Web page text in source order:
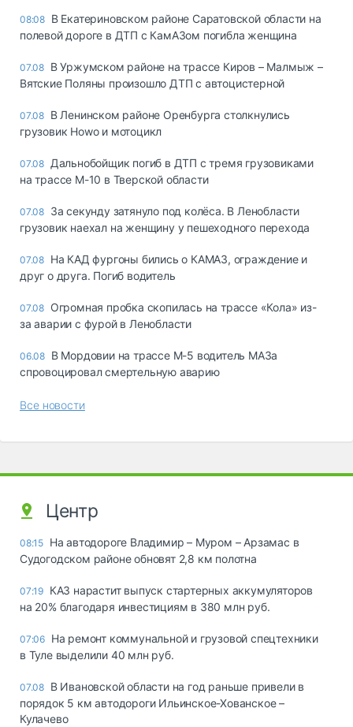
08:08 В Екатериновском районе Саратовской области на
полевой дороге в ДТП с КамАЗом погибла женщина
07.08 В Уржумском районе на трассе Киров – Малмыж –
Вятские Поляны произошло ДТП с автоцистерной
07.08 В Ленинском районе Оренбурга столкнулись
грузовик Howo и мотоцикл
07.08 Дальнобойщик погиб в ДТП с тремя грузовиками
на трассе М-10 в Тверской области
07.08 За секунду затянуло под колёса. В Ленобласти
грузовик наехал на женщину у пешеходного перехода
07.08 На КАД фургоны бились о КАМАЗ, ограждение и
друг о друга. Погиб водитель
07.08 Огромная пробка скопилась на трассе «Кола» из-
за аварии с фурой в Ленобласти
06.08 В Мордовии на трассе М-5 водитель МАЗа
спровоцировал смертельную аварию
Все новости
Центр
08:15 На автодороге Владимир – Муром – Арзамас в
Судогодском районе обновят 2,8 км полотна
07:19 КАЗ нарастит выпуск стартерных аккумуляторов
на 20% благодаря инвестициям в 380 млн руб.
07:06 На ремонт коммунальной и грузовой спецтехники
в Туле выделили 40 млн руб.
07.08 В Ивановской области на год раньше привели в
порядок 5 км автодороги Ильинское-Хованское –
Кулачево